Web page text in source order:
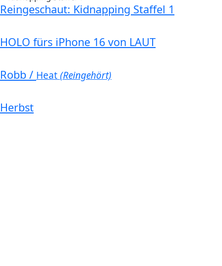
Reingeschaut: Kidnapping Staffel 1
HOLO fürs iPhone 16 von LAUT
Robb / Heat(Reingehört)
Herbst